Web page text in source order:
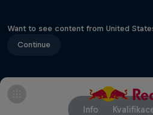
Want to see content from United
Continue
Info